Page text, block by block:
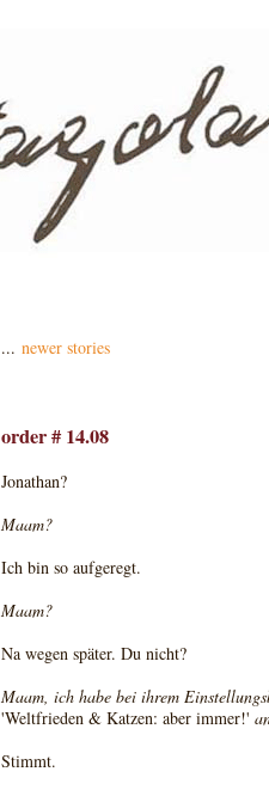
... newer stories
order # 14.08
Jonathan?
Maam?
Ich bin so aufgeregt.
Maam?
Na wegen später. Du nicht?
Maam, ich habe bei ihrem
'Weltfrieden & Katzen: aber immer!'
Stimmt.